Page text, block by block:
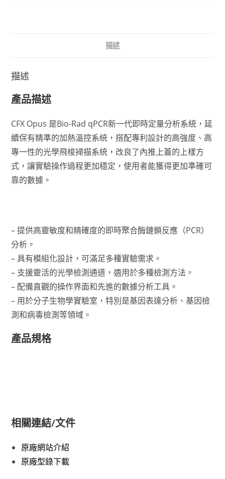
描述
描述
產品描述
CFX Opus 是Bio-Rad qPCR新一代即時定量分析系統，延
續保有精準的加熱溫控系統，搭配專利設計的高強度、高
專一性的光學飛梭掃描系統，改良了內推上蓋的上樣方
式，讓實驗操作過程更加穩定，使用者能獲得更加準確可
靠的數據。
– 提供高靈敏度和精確度的即時聚合酶鏈鎖反應（PCR）
分析。
– 具有模組化設計，可滿足多種實驗需求。
– 支援靈活的光學檢測通道，適用於多種檢測方法。
– 配備直觀的操作界面和先進的數據分析工具。
– 用於分子生物學實驗室，特別是基因表達分析、基因檢
測和病毒檢測等領域。
產品規格
相關連結/文件
原廠網站介紹
原廠型錄下載